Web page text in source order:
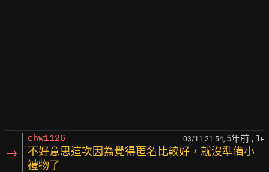
→
chw1126 03/11 21:54, 5年前 , 1 F
不好意思這次因為覺得匿名比較好，就沒準備小
禮物了